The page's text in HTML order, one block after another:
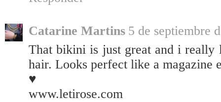
Catarine Martins 5 de septiembre
That bikini is just great and i
hair. Looks perfect like a magazine
♥
www.letirose.com